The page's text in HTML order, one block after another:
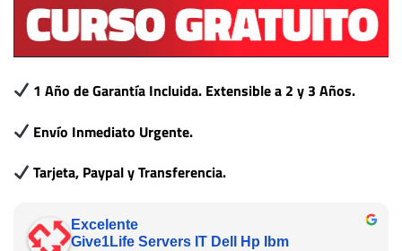
1 Año de Garantía Incluida. Extensible a 2 y 3 Años.
Envío Inmediato Urgente.
Tarjeta, Paypal y Transferencia.
Excelente
Give1Life Servers IT Dell Hp Ibm